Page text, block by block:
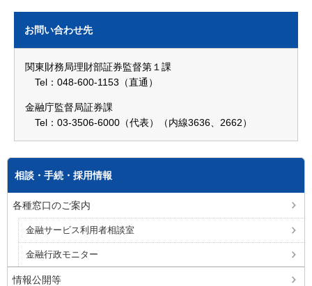
お問い合わせ先
関東財務局理財部証券監督第１課
Tel：048-600-1153（直通）
金融庁監督局証券課
Tel：03-3506-6000（代表）（内線3636、2662）
相談・手続・採用情報
各種窓口のご案内
金融サービス利用者相談室
金融行政モニター
情報公開等